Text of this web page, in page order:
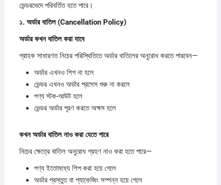
ভেন্ডরভেদে পরিবর্তিত হতে পারে।
১. অর্ডারবাতিল (Cancellation Policy)
অর্ডারকখনবাতিলকরাযাবে
গ্রাহক সাধারণত নিচের পরিস্থিতিতে অর্ডার বাতিলের অনুরোধ করতে পারবেন—
অর্ডার এখনও শিপ না হলে
ভেন্ডর এখনও অর্ডার প্রসেস শুরু না করলে
পণ্য স্টক-আউট হলে
ভেন্ডর অর্ডার পূরণ করতে অক্ষম হলে
কখনঅর্ডারবাতিলনাওকরাযেতেপারে
নিচের ক্ষেত্রে বাতিল অনুরোধ গ্রহণ নাও করা হতে পারে—
পণ্য ইতোমধ্যে শিপ করা হয়ে গেলে
অর্ডার প্রস্তুত বা প্যাকেজিং সম্পন্ন হয়ে গেলে